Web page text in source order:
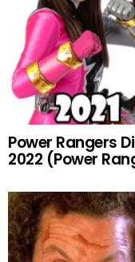
Power Rangers
2022 (Power